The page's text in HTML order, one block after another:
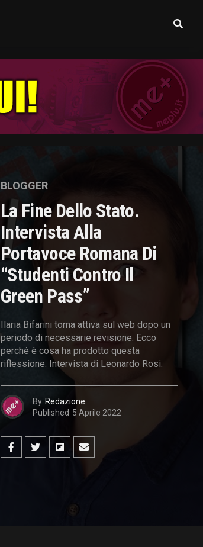
BLOGGER
La Fine Dello Stato.
Intervista Alla
Portavoce Romana Di
“Studenti Contro Il
Green Pass”
Ilaria Bifarini torna attiva sul web dopo un
periodo di necessarie revisione. Ecco
perché è cosa ha prodotto questa
riflessione. Intervista di Leonardo Rosi.
By Redazione
Published 5 Aprile 2022